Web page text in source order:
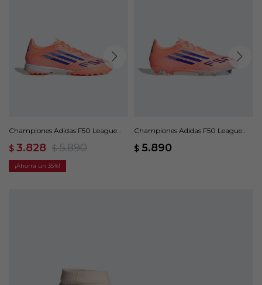
Championes Adidas F50 League
$ 3.828 $ 5.890
35
Championes Adidas F50 League
Naranja
$ 5.890